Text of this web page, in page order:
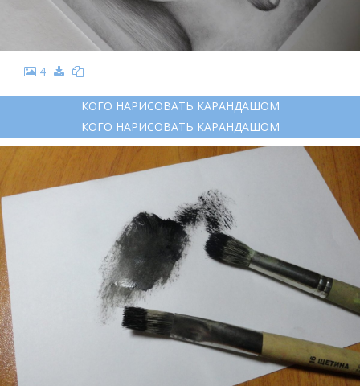
4
КОГО НАРИСОВАТЬ КАРАНДАШОМ
КОГО НАРИСОВАТЬ КАРАНДАШОМ